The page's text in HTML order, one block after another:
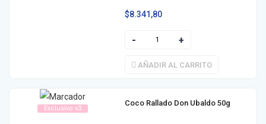
$8.341,80
AÑADIR AL CARRITO
Exclusivo x3
Coco Rallado Don Ubaldo 50g